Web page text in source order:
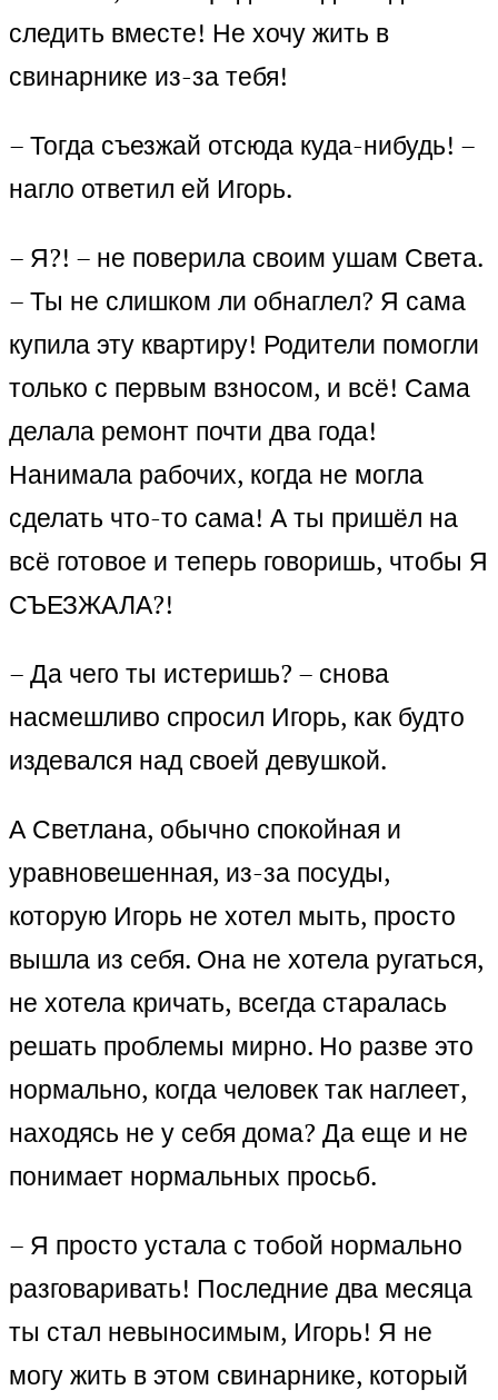
следить вместе! Не хочу жить в
свинарнике из-за тебя!
– Тогда съезжай отсюда куда-нибудь! –
нагло ответил ей Игорь.
– Я?! – не поверила своим ушам Света.
– Ты не слишком ли обнаглел? Я сама
купила эту квартиру! Родители помогли
только с первым взносом, и всё! Сама
делала ремонт почти два года!
Нанимала рабочих, когда не могла
сделать что-то сама! А ты пришёл на
всё готовое и теперь говоришь, чтобы Я
СЪЕЗЖАЛА?!
– Да чего ты истеришь? – снова
насмешливо спросил Игорь, как будто
издевался над своей девушкой.
А Светлана, обычно спокойная и
уравновешенная, из-за посуды,
которую Игорь не хотел мыть, просто
вышла из себя. Она не хотела ругаться,
не хотела кричать, всегда старалась
решать проблемы мирно. Но разве это
нормально, когда человек так наглеет,
находясь не у себя дома? Да еще и не
понимает нормальных просьб.
– Я просто устала с тобой нормально
разговаривать! Последние два месяца
ты стал невыносимым, Игорь! Я не
могу жить в этом свинарнике, который